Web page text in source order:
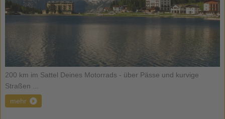
200 km im Sattel Deines Motorrads - über Pässe und kurvige
Straßen ...
mehr